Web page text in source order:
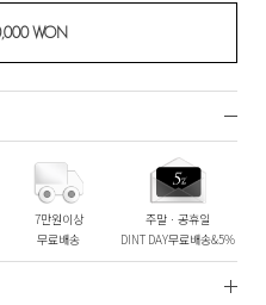
7만원이상
무료배송
주말ㆍ공휴일
DINT DAY무료배송&5%